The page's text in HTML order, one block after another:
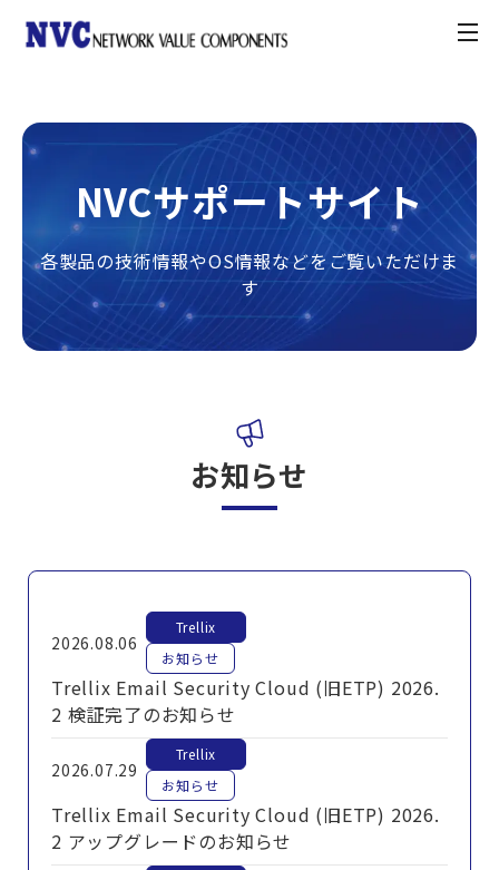
toggle
契約・利用条件
ナレッジベース
NVCサポートサイト
各製品の技術情報やOS情報などをご覧いただけま
す
お知らせ
2026.08.06
Trellix
お知らせ
Trellix Email Security Cloud (旧ETP) 2026.
2 検証完了のお知らせ
2026.07.29
Trellix
お知らせ
Trellix Email Security Cloud (旧ETP) 2026.
2 アップグレードのお知らせ